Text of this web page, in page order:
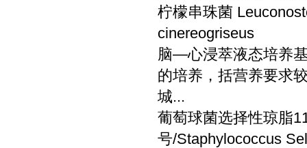
柠檬串珠菌
cinereogriseus
脑—心浸萃液态培养
的培养，括营养要求
城...
葡萄球菌选择性琼脂
号/Staphylococcus